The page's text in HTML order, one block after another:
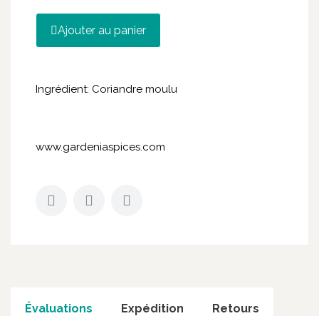
Ajouter au panier
Ingrédient: Coriandre moulu
www.gardeniaspices.com
Évaluations Expédition Retours